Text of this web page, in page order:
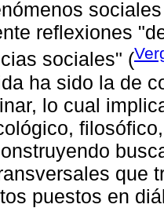
reflexiones
sociales" (
ha sido la de
lo cual
que
puestos en